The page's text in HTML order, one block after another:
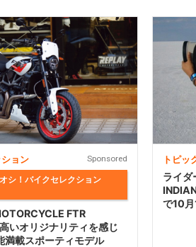
ョン Sponsored
シ！バイクセレクション
FTR
いオリジナリティを感じ
満載スポーティモデル
トピッ
ライダ
で10月